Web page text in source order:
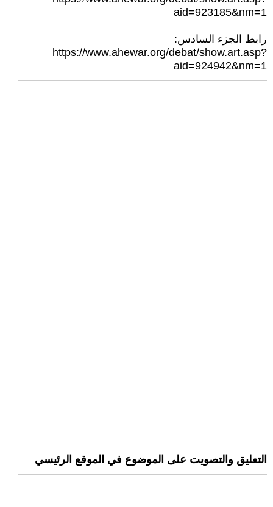
aid=923185&nm=1
رابط الجزء السادس:
https://www.ahewar.org/debat/show.art.asp?
aid=924942&nm=1
التعليق والتصويت على الموضوع في الموقع الرئيسي